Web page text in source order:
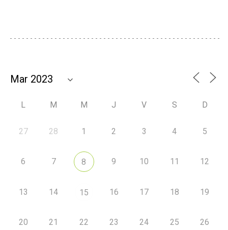
L M M J V S D
27 28 1 2 3 4 5
6 7 8 9 10 11 12
13 14 15 16 17 18 19
20 21 22 23 24 25 26